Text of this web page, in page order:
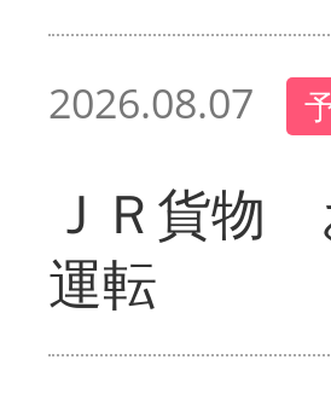
2026.08.07
ＪＲ貨物
運転